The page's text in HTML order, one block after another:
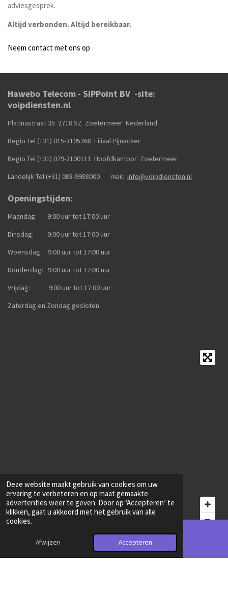
Deze website maakt gebruik van cookies om uw
ervaring te verbeteren en op maat gemaakte
advertenties weer te geven. Door op ‘Accepteren’ te
klikken, gaat u akkoord met het gebruik van alle
cookies.
Afwijzen Accepteren
adviesgesprek.
Altijd verbonden. Altijd bereikbaar.
Neem contact met ons op
Hawebo Telecom - SiPPoint BV -site:
voipdiensten.nl
Platinastraat 35 2718 SZ Zoetermeer Nederland
Regio Tel (+31) 015-3105368 Filiaal Pijnacker
Regio Tel (+31) 079-2100111 Hoofdkantoor Zoetermeer
Landelijk Tel (+31) 088-9988000 mail: info@voipdiensten.nl
Openingstijden:
Maandag: 9:00 uur tot 17:00 uur
Dinsdag: 9:00 uur tot 17:00 uur
Woensdag: 9:00 uur tot 17:00 uur
Donderdag: 9:00 uur tot 17:00 uur
Vrijdag: 9:00 uur tot 17:00 uur
Zaterdag en Zondag gesloten
© 2023 - 2024 VoipDiensten.nl
Telefoonnummer